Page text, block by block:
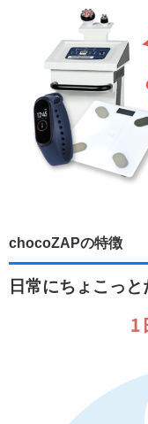
chocoZAPの特徴
日常にちょこっ